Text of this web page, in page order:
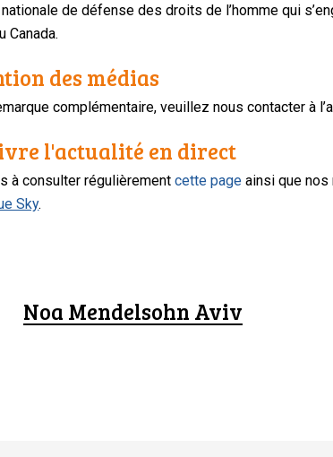
de défense des droits de l’homme qui
Canada.
des médias
complémentaire, veuillez nous contacter à
l'actualité en direct
à consulter régulièrementcette page ainsi que nos
Sky.
Noa Mendelsohn Aviv